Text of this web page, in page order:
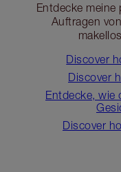
Entdecke meine
Auftragen
Discover
Discover
Entdecke, wie
Discover